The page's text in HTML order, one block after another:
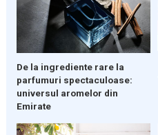
De la ingrediente rare la
parfumuri spectaculoase:
universul aromelor din
Emirate